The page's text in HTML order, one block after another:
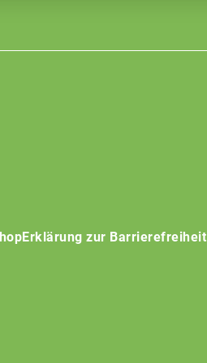
Erklärung zur Barrierefreiheit